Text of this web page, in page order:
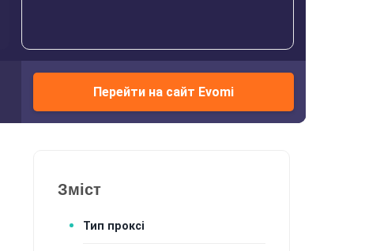
Перейти на сайт Evomi
Зміст
Тип проксі